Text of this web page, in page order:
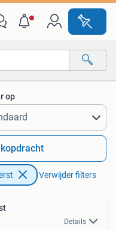
op
Verwijder filters
Details